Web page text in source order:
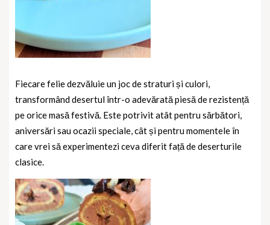
Fiecare felie dezvăluie un joc de straturi și culori,
transformând desertul într-o adevărată piesă de rezistență
pe orice masă festivă. Este potrivit atât pentru sărbători,
aniversări sau ocazii speciale, cât și pentru momentele în
care vrei să experimentezi ceva diferit față de deserturile
clasice.